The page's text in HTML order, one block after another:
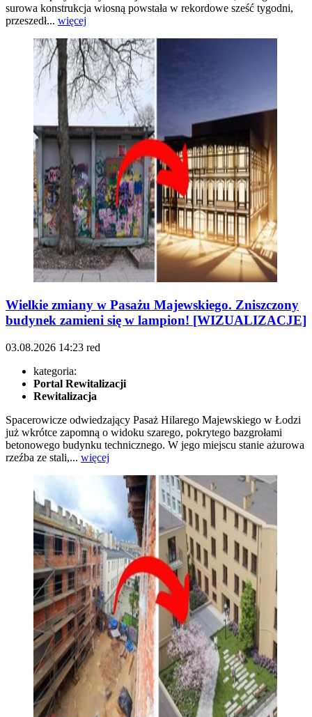
surowa konstrukcja wiosną powstała w rekordowe sześć tygodni,
przeszedł... więcej
Wielkie zmiany w Pasażu Majewskiego. Zniszczony
budynek zamieni się w lampion! [WIZUALIZACJE]
03.08.2026 14:23 red
kategoria:
Portal Rewitalizacji
Rewitalizacja
Spacerowicze odwiedzający Pasaż Hilarego Majewskiego w Łodzi
już wkrótce zapomną o widoku szarego, pokrytego bazgrołami
betonowego budynku technicznego. W jego miejscu stanie ażurowa
rzeźba ze stali,... więcej